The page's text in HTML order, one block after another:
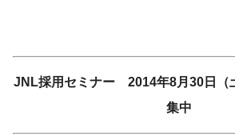
JNL採用セミナー 2014年8月30日（
集中